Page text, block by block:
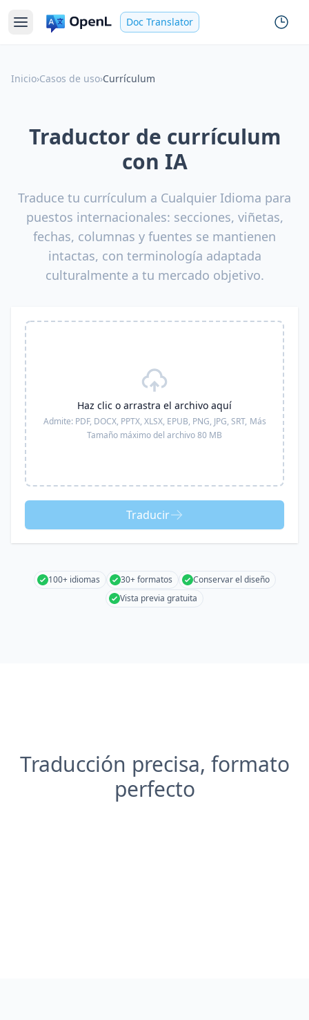
Doc Translator
Inicio›Casos de uso›Currículum
Traductor de currículum
con IA
Traduce tu currículum a Cualquier Idioma para
puestos internacionales: secciones, viñetas,
fechas, columnas y fuentes se mantienen
intactas, con terminología adaptada
culturalmente a tu mercado objetivo.
Haz clic o arrastra el archivo aquí
Admite: PDF, DOCX, PPTX, XLSX, EPUB, PNG, JPG, SRT, Más
Tamaño máximo del archivo 80 MB
Traducir
100+ idiomas 30+ formatos
Conservar el diseño
Vista previa gratuita
Traducción precisa, formato
perfecto